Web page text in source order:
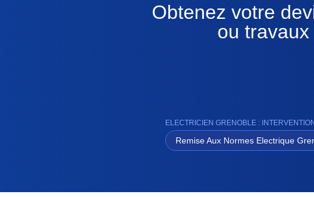
Obtenez votre
ou
ELECTRICIEN GRENOBLE :
Remise Aux Normes Electrique